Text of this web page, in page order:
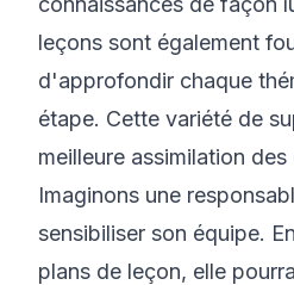
leçons sont également
d'approfondir chaque
étape. Cette variété de
meilleure assimilation
Imaginons une
sensibiliser son équipe.
plans de leçon, elle